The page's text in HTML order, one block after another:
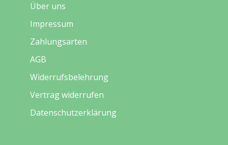
Über uns
Impressum
Zahlungsarten
AGB
Widerrufsbelehrung
Vertrag widerrufen
Datenschutzerklärung